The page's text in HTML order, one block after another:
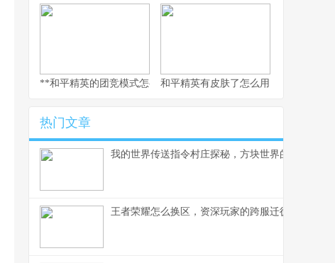
**和平精英的团竞模式怎么换枪，副标题为短兵相接的武器博弈智
和平精英有皮肤了怎么用，从仓库到战
热门文章
我的世界传送指令村庄探秘，方块世界的瞬间移
王者荣耀怎么换区，资深玩家的跨服迁徙指南，副